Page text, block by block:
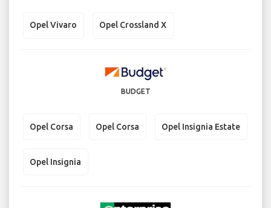
Opel Vivaro Opel Crossland X
BUDGET
Opel Corsa Opel Corsa Opel Insignia Estate
Opel Insignia